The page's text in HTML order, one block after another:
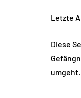
Letzte
Diese
umgeht.